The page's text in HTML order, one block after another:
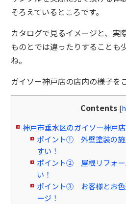
そろえているところです。
カタログで見るイメージと、実
ものとでは違ったりすることも
ね。
ガイソー神戸店の店内の様子を
Contents [
神戸市垂水区のガイソー神戸
ポイント① 外壁塗装の施
すい！
ポイント② 屋根リフォー
い！
ポイント③ お客様とお色
ージ！